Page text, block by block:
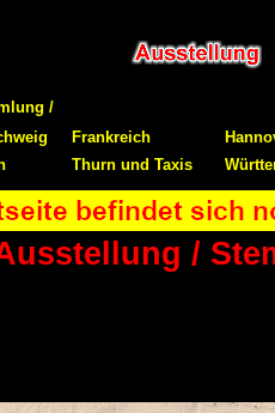
/
Frankreich
Thurn und Taxis
/